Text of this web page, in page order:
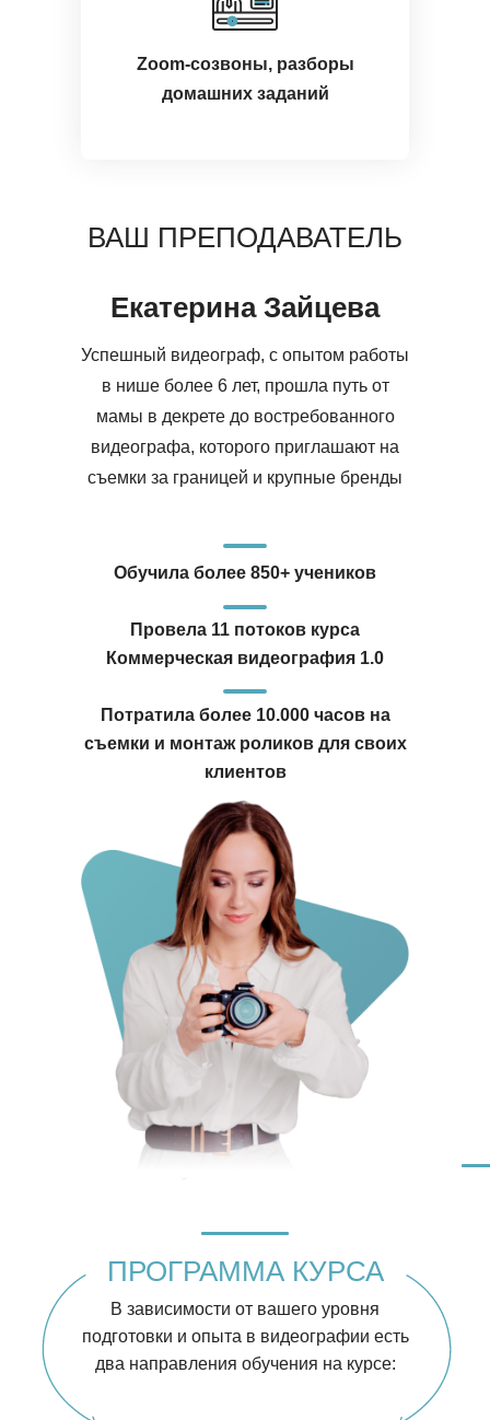
Zoom-созвоны, разборы
домашних заданий
ВАШ ПРЕПОДАВАТЕЛЬ
Екатерина Зайцева
Успешный видеограф, с опытом работы
в нише более 6 лет, прошла путь от
мамы в декрете до востребованного
видеографа, которого приглашают на
съемки за границей и крупные бренды
Обучила более 850+ учеников
Провела 11 потоков курса
Коммерческая видеография 1.0
Потратила более 10.000 часов на
съемки и монтаж роликов для своих
клиентов
ПРОГРАММА КУРСА
В зависимости от вашего уровня
подготовки и опыта в видеографии есть
два направления обучения на курсе: